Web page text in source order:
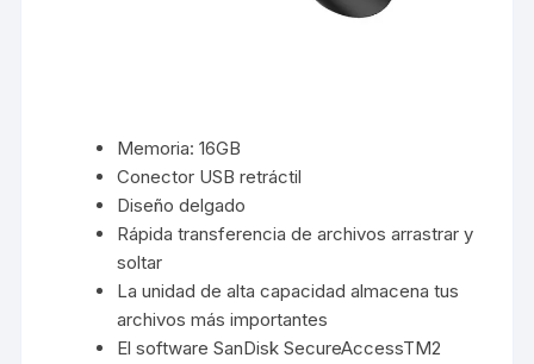
Memoria: 16GB
Conector USB retráctil
Diseño delgado
Rápida transferencia de archivos arrastrar y
soltar
La unidad de alta capacidad almacena tus
archivos más importantes
El software SanDisk SecureAccessTM2